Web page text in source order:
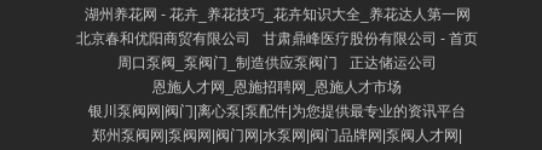
湖州养花网 - 花卉_养花技巧_花卉知识大全_养花达人第一网
北京春和优阳商贸有限公司
甘肃鼎峰医疗股份有限公司 - 首页
周口泵阀_泵阀门_制造供应泵阀门
正达储运公司
恩施人才网_恩施招聘网_恩施人才市场
银川泵阀网|阀门|离心泵|泵配件|为您提供最专业的资讯平台
郑州泵阀网|泵阀网|阀门网|水泵网|阀门品牌网|泵阀人才网|